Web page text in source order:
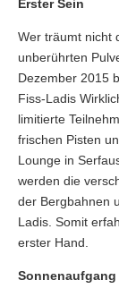
Erster Sein
Wer träumt nicht
unberührten
Dezember 2015
Fiss-Ladis
limitierte
frischen Pisten
Lounge in
werden die
der Bergbahnen
Ladis. Somit
erster Hand.
Sonnenaufgang